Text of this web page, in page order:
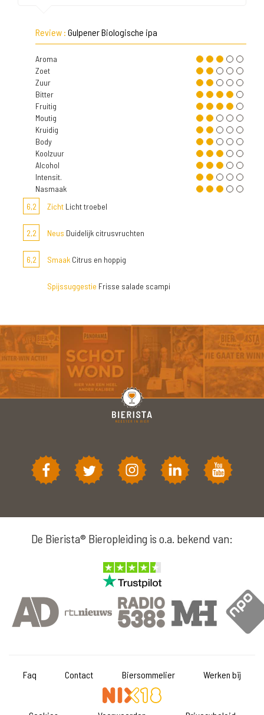
Review : Gulpener Biologische ipa
Aroma
Zoet
Zuur
Bitter
Fruitig
Moutig
Kruidig
Body
Koolzuur
Alcohol
Intensit.
Nasmaak
6,2
Zicht Licht troebel
2,2 Neus Duidelijk citrusvruchten
6,2 Smaak Citrus en hoppig
Spijssuggestie Frisse salade scampi
De Bierista® Bieropleiding is o.a. bekend van:
Faq Contact Biersommelier Werken bij